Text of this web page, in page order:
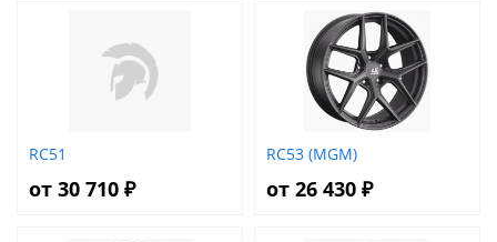
RC51
от 30 710 ₽
RC53 (MGM)
от 26 430 ₽